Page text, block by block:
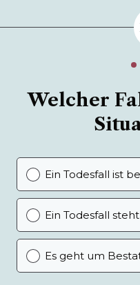
Welcher
Ein Todesfall ist
Ein Todesfall
Es geht um